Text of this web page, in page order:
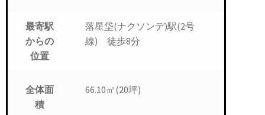
最寄駅
からの
位置
落星垈(ナクソンデ)駅(2号
線) 徒歩8分
全体面
積
66.10㎡(20坪)